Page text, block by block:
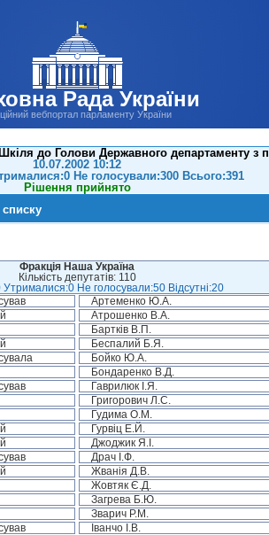
Рада України
вебпортал парламенту України
до Голови Державного департаменту з
10.07.2002 10:12
Не голосували:300 Всього:391
Рішення прийнято
списку
Фракція Наша Україна
Кількість депутатів: 110
Не голосували:50 Відсутні:20
Артеменко Ю.А.
Атрошенко В.А.
Бартків В.П.
Беспалий Б.Я.
Бойко Ю.А.
Бондаренко В.Д.
Гаврилюк І.Я.
Григорович Л.С.
Гудима О.М.
Гурвіц Е.Й.
Джоджик Я.І.
Драч І.Ф.
Жванія Д.В.
Жовтяк Є.Д.
Загрева Б.Ю.
Зварич Р.М.
Іванчо І.В.